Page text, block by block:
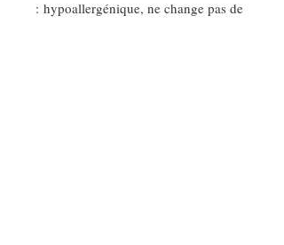
: hypoallergénique, ne change pas de